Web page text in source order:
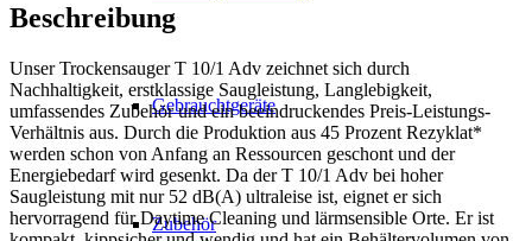
Gebrauchtgeräte
Zubehör
Beschreibung
Unser Trockensauger T 10/1 Adv zeichnet sich durch
Nachhaltigkeit, erstklassige Saugleistung, Langlebigkeit,
umfassendes Zubehör und ein beeindruckendes Preis-Leistungs-
Verhältnis aus. Durch die Produktion aus 45 Prozent Rezyklat*
werden schon von Anfang an Ressourcen geschont und der
Energiebedarf wird gesenkt. Da der T 10/1 Adv bei hoher
Saugleistung mit nur 52 dB(A) ultraleise ist, eignet er sich
hervorragend für Daytime Cleaning und lärmsensible Orte. Er ist